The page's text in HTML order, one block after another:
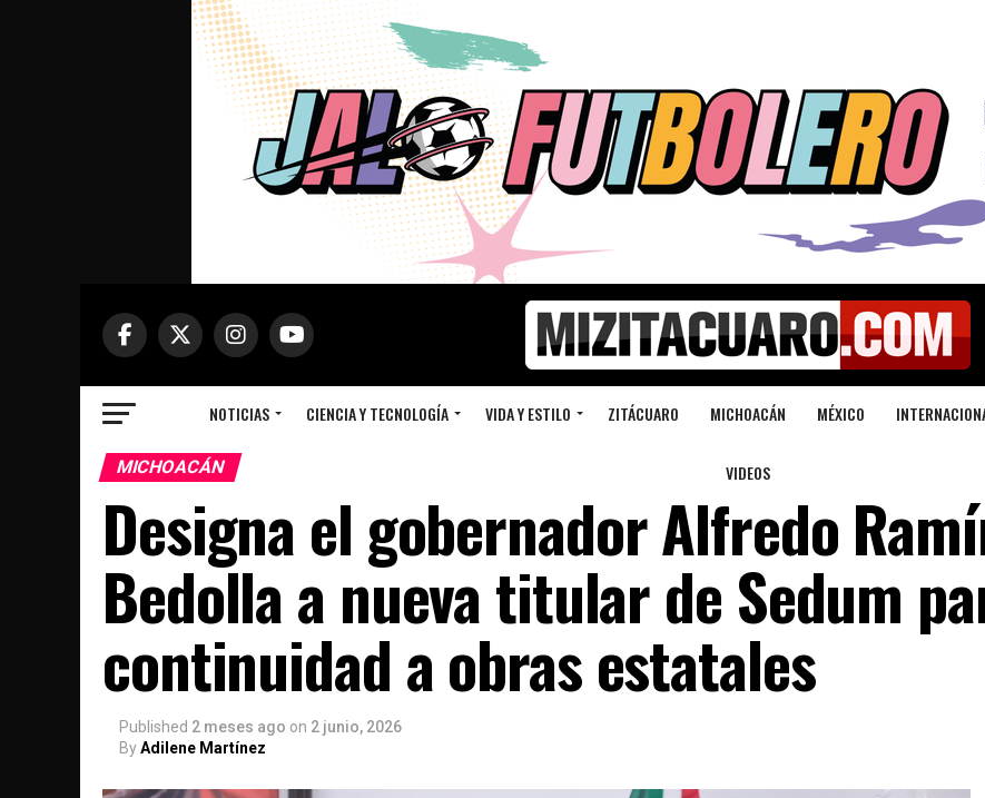
NOTICIAS CIENCIA Y TECNOLOGÍA VIDA Y ESTILO ZITÁCUARO MICHOACÁN MÉXICO
VIDEOS
MICHOACÁN
Designa el gobernador Alfredo
Bedolla a nueva titular de Sedum
continuidad a obras estatales
Published 2 meses ago on 2 junio, 2026
ByAdilene Martínez